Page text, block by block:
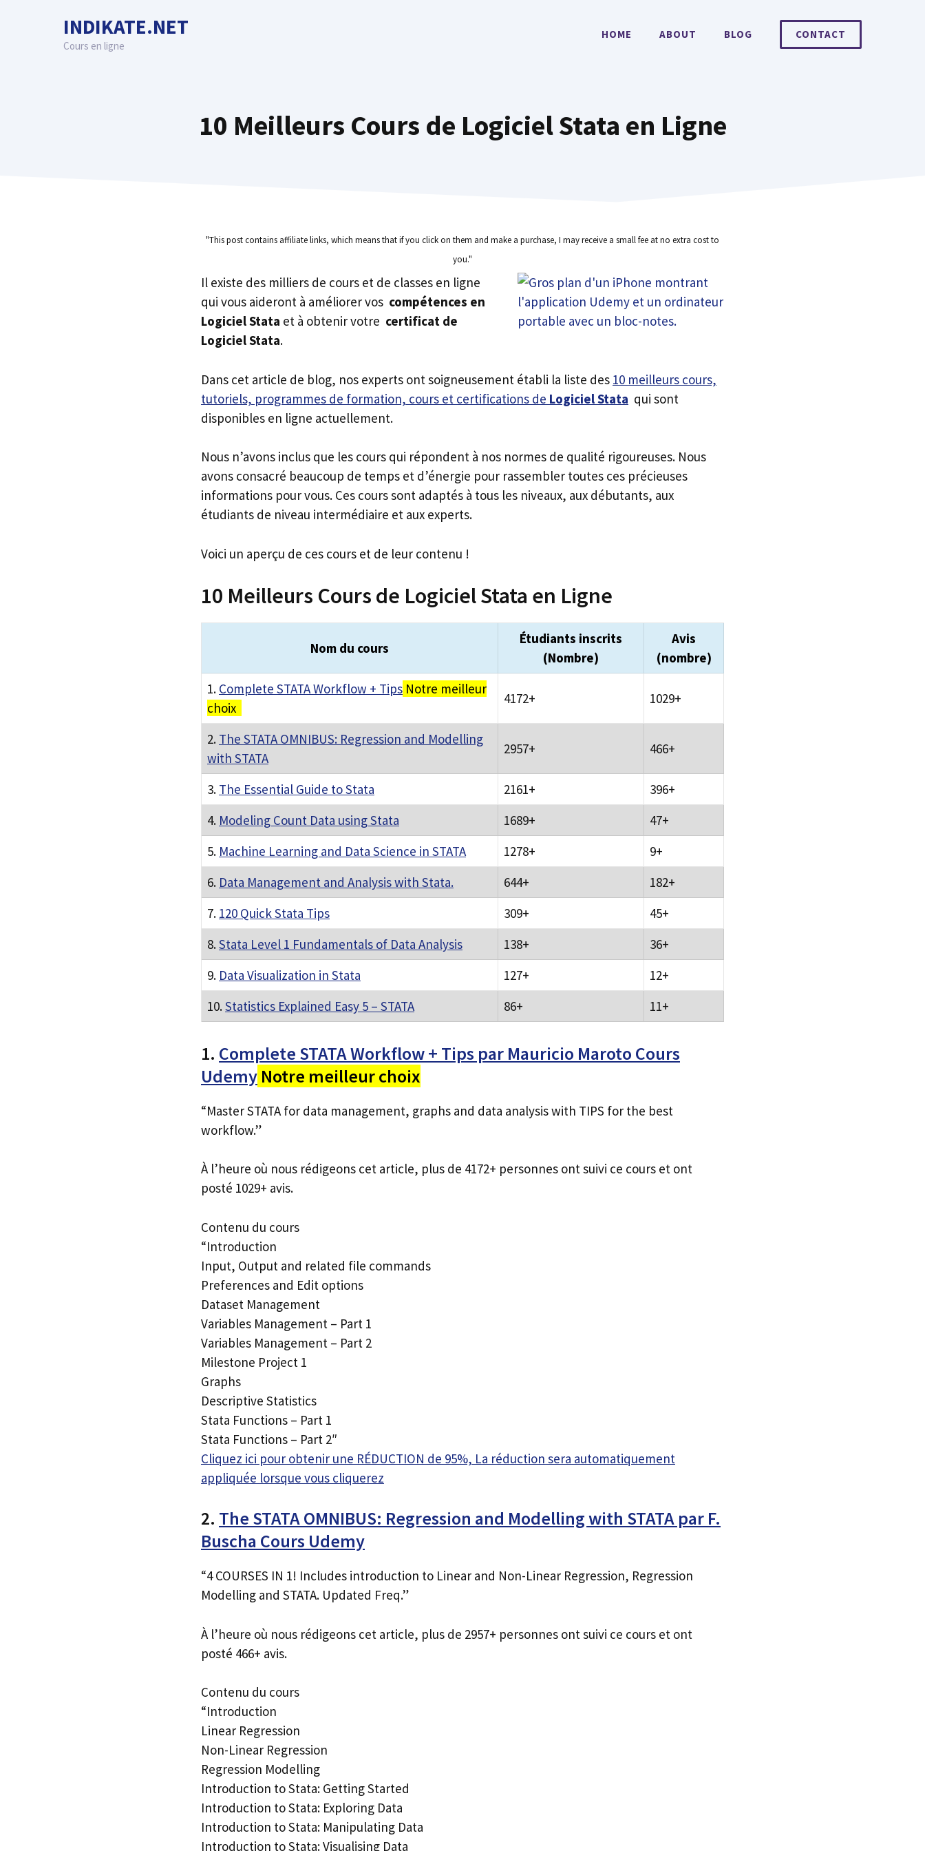
INDIKATE.NET
Cours en ligne
HOME ABOUT BLOG CONTACT
10 Meilleurs Cours de Logiciel Stata en Ligne
"This post contains affiliate links, which means that if you click on them and make a purchase, I may receive a small fee at no extra cost to
you."
Il existe des milliers de cours et de classes en ligne
qui vous aideront à améliorer vos compétences en
Logiciel Stata et à obtenir votre certificat de
Logiciel Stata.
Dans cet article de blog, nos experts ont soigneusement établi la liste des 10 meilleurs cours,
tutoriels, programmes de formation, cours et certifications de Logiciel Stata qui sont
disponibles en ligne actuellement.
Nous n’avons inclus que les cours qui répondent à nos normes de qualité rigoureuses. Nous
avons consacré beaucoup de temps et d’énergie pour rassembler toutes ces précieuses
informations pour vous. Ces cours sont adaptés à tous les niveaux, aux débutants, aux
étudiants de niveau intermédiaire et aux experts.
Voici un aperçu de ces cours et de leur contenu !
10 Meilleurs Cours de Logiciel Stata en Ligne
Nom du cours
Étudiants inscrits
(Nombre)
Avis
(nombre)
1. Complete STATA Workflow + Tips Notre meilleur
choix
4172+ 1029+
2. The STATA OMNIBUS: Regression and Modelling
with STATA
2957+ 466+
3. The Essential Guide to Stata 2161+
396+
4. Modeling Count Data using Stata 1689+
47+
5. Machine Learning and Data Science in STATA 1278+
9+
6. Data Management and Analysis with Stata. 644+
182+
7. 120 Quick Stata Tips 309+
45+
8.Stata Level 1 Fundamentals of Data Analysis 138+
36+
9. Data Visualization in Stata 127+
12+
10.Statistics Explained Easy 5 – STATA 86+ 11+
1. Complete STATA Workflow + Tips par Mauricio Maroto Cours
Udemy Notre meilleur choix
“Master STATA for data management, graphs and data analysis with TIPS for the best
workflow.”
À l’heure où nous rédigeons cet article, plus de 4172+ personnes ont suivi ce cours et ont
posté 1029+ avis.
Contenu du cours
“Introduction
Input, Output and related file commands
Preferences and Edit options
Dataset Management
Variables Management – Part 1
Variables Management – Part 2
Milestone Project 1
Graphs
Descriptive Statistics
Stata Functions – Part 1
Stata Functions – Part 2″
Cliquez ici pour obtenir une RÉDUCTION de 95%, La réduction sera automatiquement
appliquée lorsque vous cliquerez
2. The STATA OMNIBUS: Regression and Modelling with STATA par F.
Buscha Cours Udemy
“4 COURSES IN 1! Includes introduction to Linear and Non-Linear Regression, Regression
Modelling and STATA. Updated Freq.”
À l’heure où nous rédigeons cet article, plus de 2957+ personnes ont suivi ce cours et ont
posté 466+ avis.
Contenu du cours
“Introduction
Linear Regression
Non-Linear Regression
Regression Modelling
Introduction to Stata: Getting Started
Introduction to Stata: Exploring Data
Introduction to Stata: Manipulating Data
Introduction to Stata: Visualising Data